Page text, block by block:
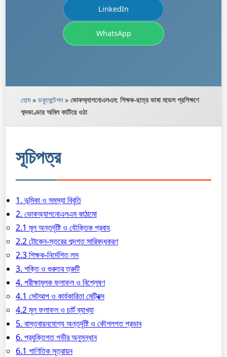
LinkedIn
WhatsApp
হোম» ডকুমেন্টেশন» ভোকঅ্যাগনোএলএম: শিক্ষক-ছাত্র ভাষা মডেল প্রশিক্ষণে
শব্দভাণ্ডার অমিল কাটিয়ে ওঠা
সূচিপত্র
1. ভূমিকা ও সমস্যা বিবৃতি
2. ভোকঅ্যাগনোএলএম কাঠামো
2.1 মূল অন্তর্দৃষ্টি ও যৌক্তিক প্রবাহ
2.2 টোকেন-স্তরের শব্দগত সারিবদ্ধকরণ
2.3 শিক্ষক-নির্দেশিত লস
3. শক্তি ও গুরুতর ত্রুটি
4. পরীক্ষামূলক ফলাফল ও বিশ্লেষণ
4.1 সেটআপ ও কার্যকারিতা মেট্রিক্স
4.2 মূল ফলাফল ও চার্ট ব্যাখ্যা
5. বাস্তবায়নযোগ্য অন্তর্দৃষ্টি ও কৌশলগত প্রভাব
6. প্রযুক্তিগত গভীর অনুসন্ধান
6.1 গাণিতিক সূত্রায়ন